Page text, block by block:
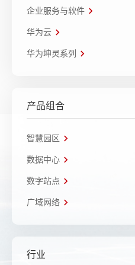
企业服务与软件
华为云
华为坤灵系列
产品组合
智慧园区
数据中心
数字站点
广域网络
行业